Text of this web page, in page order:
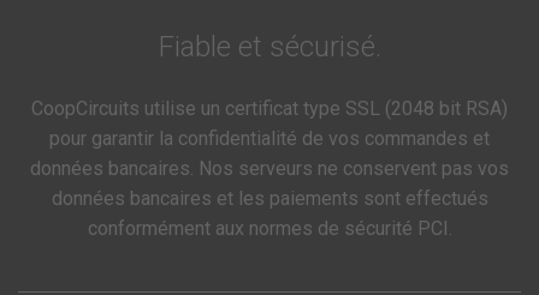
Fiable et sécurisé.
CoopCircuits utilise un certificat type SSL (2048 bit RSA)
pour garantir la confidentialité de vos commandes et
données bancaires. Nos serveurs ne conservent pas vos
données bancaires et les paiements sont effectués
conformément aux normes de sécurité PCI.